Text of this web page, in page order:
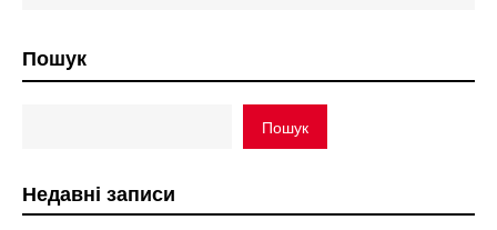
Пошук
Пошук
Недавні записи